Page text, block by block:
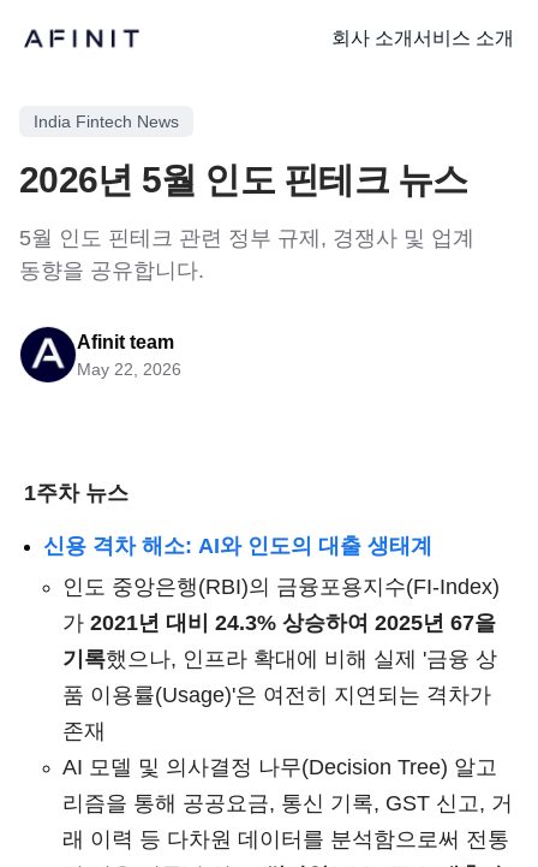
회사 소개서비스 소개
India Fintech News
2026년 5월 인도 핀테크 뉴스
5월 인도 핀테크 관련 정부 규제, 경쟁사 및 업계
동향을 공유합니다.
Afinit team
May 22, 2026
1주차 뉴스
신용 격차 해소: AI와 인도의 대출 생태계
인도 중앙은행(RBI)의 금융포용지수(FI-Index)
가 2021년 대비 24.3% 상승하여 2025년 67을
기록했으나, 인프라 확대에 비해 실제 '금융 상
품 이용률(Usage)'은 여전히 지연되는 격차가
존재
AI 모델 및 의사결정 나무(Decision Tree) 알고
리즘을 통해 공공요금, 통신 기록, GST 신고, 거
래 이력 등 다차원 데이터를 분석함으로써 전통